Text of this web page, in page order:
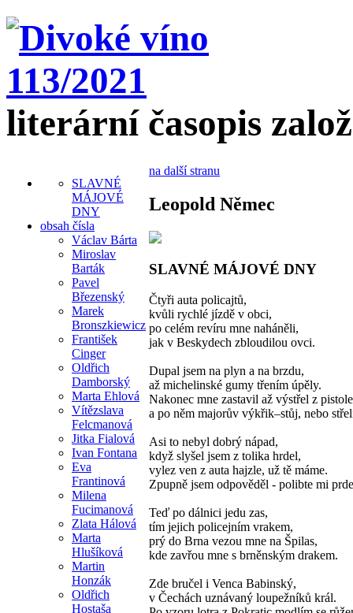
literární časopis
SLAVNÉ
MÁJOVÉ
DNY
obsah čísla
Václav Bárta
Miroslav
Barták
Pavel
Březenský
Marek
Bronszkiewicz
František
Cinger
Oldřich
Damborský
Marta Ehlová
Vítězslava
Felcmanová
Jitka Fialová
Ivan Fontana
Eva
Frantinová
Milena
Fucimanová
Zlata Hálová
Marta
Hlušíková
Martin
Honzák
Oldřich
Hostaša
na další stranu
Leopold Němec
SLAVNÉ MÁJOVÉ DNY
Čtyři auta policajtů,
kvůli rychlé jízdě v obci,
po celém revíru mne naháněli,
jak v Beskydech zbloudilou ovci.
Dupal jsem na plyn a na brzdu,
až michelinské gumy třením úpěly.
Nakonec mne zastavil až výstřel z
a po něm majorův výkřik–stůj, nebo
Asi to nebyl dobrý nápad,
když slyšel jsem z tolika hrdel,
vylez ven z auta hajzle, už tě máme.
Zpupně jsem odpověděl - polibte mi
Teď po dálnici jedu zas,
tím jejich policejním vrakem,
prý do Brna vezou mne na Špilas,
kde zavřou mne s brněnským drakem.
Zde bručel i Venca Babinský,
v Čechách uznávaný loupežníků král.